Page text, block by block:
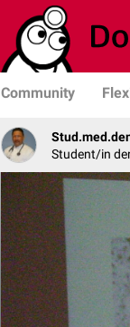
Community
Student/in